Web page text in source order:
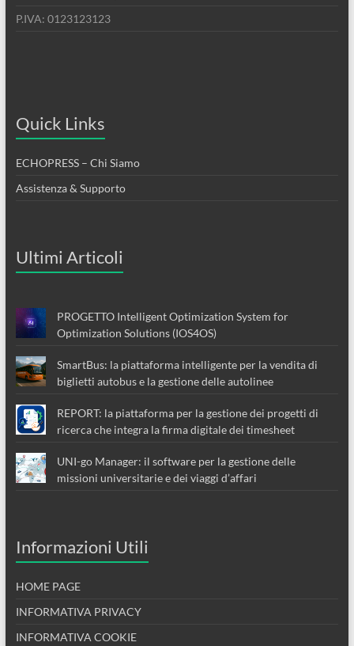
P.IVA: 0123123123
Quick Links
ECHOPRESS – Chi Siamo
Assistenza & Supporto
Ultimi Articoli
PROGETTO Intelligent Optimization System for
Optimization Solutions (IOS4OS)
SmartBus: la piattaforma intelligente per la vendita di
biglietti autobus e la gestione delle autolinee
REPORT: la piattaforma per la gestione dei progetti di
ricerca che integra la firma digitale dei timesheet
UNI-go Manager: il software per la gestione delle
missioni universitarie e dei viaggi d’affari
Informazioni Utili
HOME PAGE
INFORMATIVA PRIVACY
INFORMATIVA COOKIE